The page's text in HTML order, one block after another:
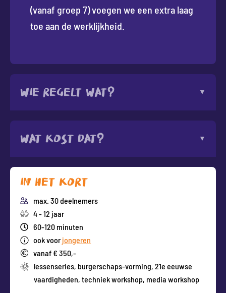
(vanaf groep 7) voegen we een extra laag
toe aan de werklijkheid.
Wie regelt wat?
Wat kost dat?
In het kort
max. 30 deelnemers
4 - 12 jaar
60-120 minuten
ook voorjongeren
vanaf € 350,-
lessenseries, burgerschaps-vorming, 21e eeuwse
vaardigheden, techniek workshop, media workshop